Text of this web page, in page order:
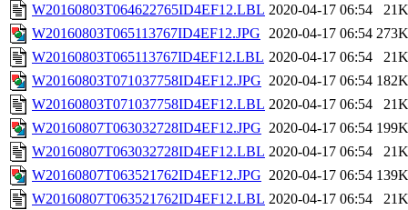
W20160803T064622765ID4EF12.LBL 2020-04-17 06:54
21K
W20160803T065113767ID4EF12.JPG 2020-04-17 06:54 273K
W20160803T065113767ID4EF12.LBL 2020-04-17 06:54
21K
W20160803T071037758ID4EF12.JPG 2020-04-17 06:54 182K
W20160803T071037758ID4EF12.LBL 2020-04-17 06:54
21K
W20160807T063032728ID4EF12.JPG 2020-04-17 06:54 199K
W20160807T063032728ID4EF12.LBL 2020-04-17 06:54
21K
W20160807T063521762ID4EF12.JPG 2020-04-17 06:54 139K
W20160807T063521762ID4EF12.LBL 2020-04-17 06:54
21K